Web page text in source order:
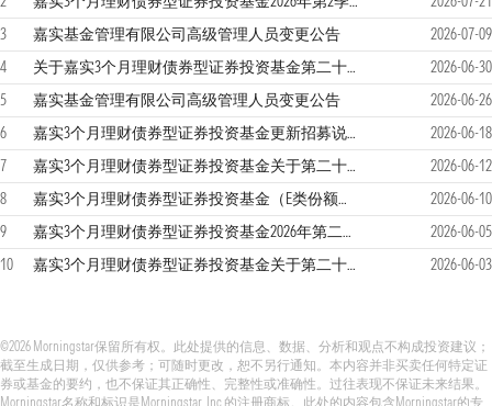
3
嘉实基金管理有限公司高级管理人员变更公告
2026-07-09
4
关于嘉实3个月理财债券型证券投资基金第二十一期运作期投资组合构建情况说明的公告
2026-06-30
5
嘉实基金管理有限公司高级管理人员变更公告
2026-06-26
6
嘉实3个月理财债券型证券投资基金更新招募说明书（2026年06月18日更新）
2026-06-18
7
嘉实3个月理财债券型证券投资基金关于第二十期运作期实际年化收益率的公告
2026-06-12
8
嘉实3个月理财债券型证券投资基金（E类份额）基金产品资料概要更新（2026年06月10日）
2026-06-10
9
嘉实3个月理财债券型证券投资基金2026年第二次收益分配公告
2026-06-05
10
嘉实3个月理财债券型证券投资基金关于第二十期运作期到期后进入第二十一期运作期开放申购赎回、起始运作及到期赎回等安排的公告 2026-06-03
©2026 Morningstar保留所有权。此处提供的信息、数据、分析和观点不构成投资建议；
截至生成日期，仅供参考；可随时更改，恕不另行通知。本内容并非买卖任何特定证
券或基金的要约，也不保证其正确性、完整性或准确性。过往表现不保证未来结果。
Morningstar名称和标识是Morningstar, Inc.的注册商标。此处的内容包含Morningstar的专